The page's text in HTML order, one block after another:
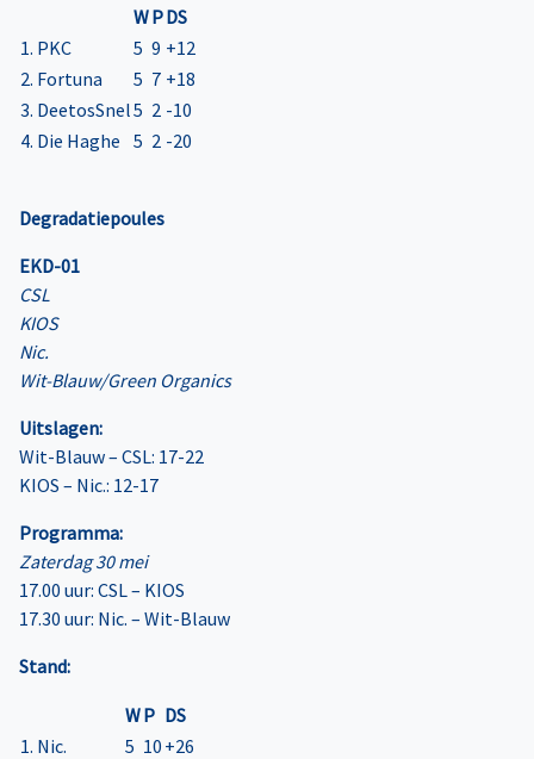
WPDS
1. PKC
5 9 +12
2. Fortuna
5 7 +18
3. DeetosSnel5 2 -10
4. Die Haghe 5 2 -20
Degradatiepoules
EKD-01
CSL
KIOS
Nic.
Wit-Blauw/Green Organics
Uitslagen:
Wit-Blauw – CSL: 17-22
KIOS – Nic.: 12-17
Programma:
Zaterdag 30 mei
17.00 uur: CSL – KIOS
17.30 uur: Nic. – Wit-Blauw
Stand:
WP DS
1. Nic.
5 10 +26